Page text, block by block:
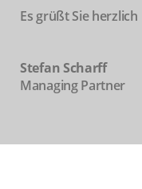
Es grüßt Sie herzlich
Stefan Scharff
Managing Partner